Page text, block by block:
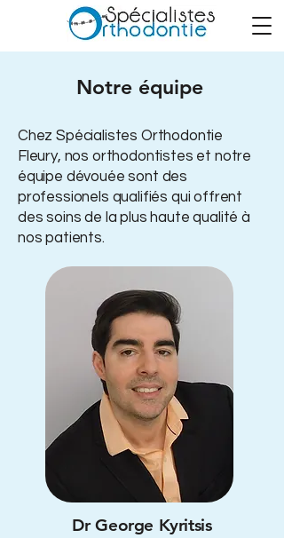
Notre équipe
Chez Spécialistes Orthodontie
Fleury, nos orthodontistes et notre
équipe dévouée sont des
professionels qualifiés qui offrent
des soins de la plus haute qualité à
nos patients.
Dr George Kyritsis